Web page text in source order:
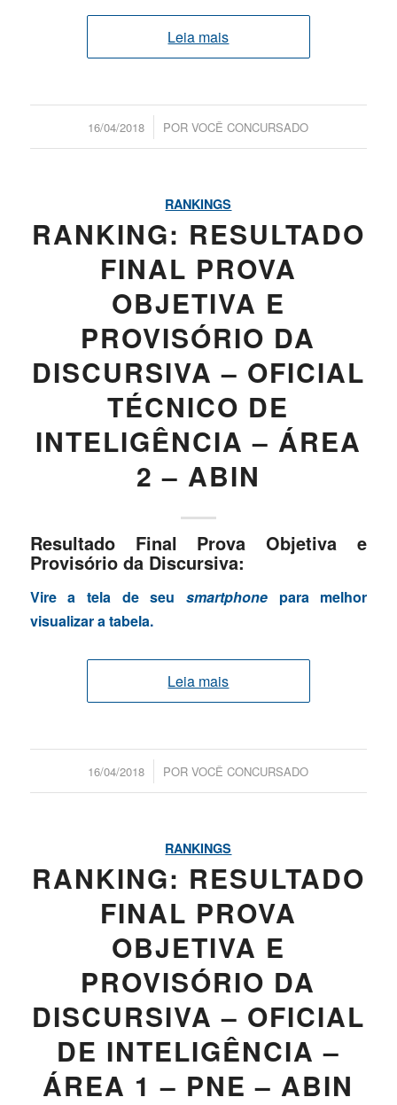
Leia mais
16/04/2018
/ PORVOCÊ CONCURSADO
RANKINGS
RANKING: RESULTADO
FINAL PROVA
OBJETIVA E
PROVISÓRIO DA
DISCURSIVA – OFICIAL
TÉCNICO DE
INTELIGÊNCIA – ÁREA
2 – ABIN
Resultado Final Prova Objetiva e
Provisório da Discursiva:
Vire a tela de seusmartphone para melhor
visualizar a tabela.
Leia mais
16/04/2018
/ PORVOCÊ CONCURSADO
RANKINGS
RANKING: RESULTADO
FINAL PROVA
OBJETIVA E
PROVISÓRIO DA
DISCURSIVA – OFICIAL
DE INTELIGÊNCIA –
ÁREA 1 – PNE – ABIN